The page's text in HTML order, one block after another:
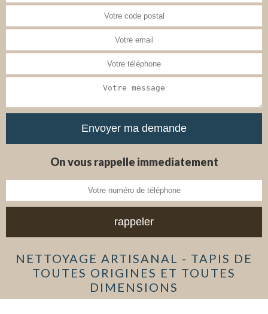
On vous rappelle immediatement
NETTOYAGE ARTISANAL - TAPIS DE
TOUTES ORIGINES ET TOUTES
DIMENSIONS